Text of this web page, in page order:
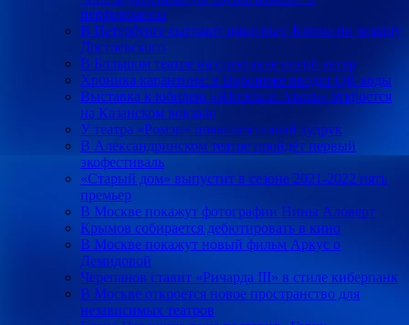
перформансы
В Петербурге сыграют цикл пьес Клима по роману
Достоевского
В Большом театре на спектакле погиб актёр
Хроника карантина: в Воронеже вводят QR-коды
Выставка к юбилею «Юноны и Авось» откроется
на Казанском вокзале
У театра «Ромэн» появился новый худрук
В Александринском театре пройдёт первый
экофестиваль
«Старый дом» выпустит в сезоне 2021-2022 пять
премьер
В Москве покажут фотографии Нины Аловерт
Крымов собирается дебютировать в кино
В Москве покажут новый фильм Аркус о
Демидовой
Черепанов ставит «Ричарда III» в стиле киберпанк
В Москве откроется новое пространство для
независимых театров